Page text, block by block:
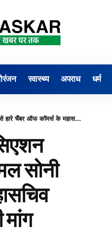
स्वास्थ्य अपराध धर्म
ऑफ कॉमर्स के महासचिव प्रत्याशी
सोनी
मांग